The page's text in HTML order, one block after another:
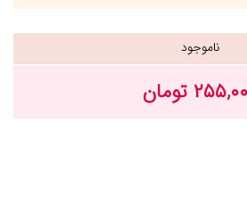
ناموجود
تومان